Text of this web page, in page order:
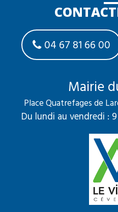
04 67 81 66 00
Mairie
Place Quatrefages de
Du lundi au vendredi :